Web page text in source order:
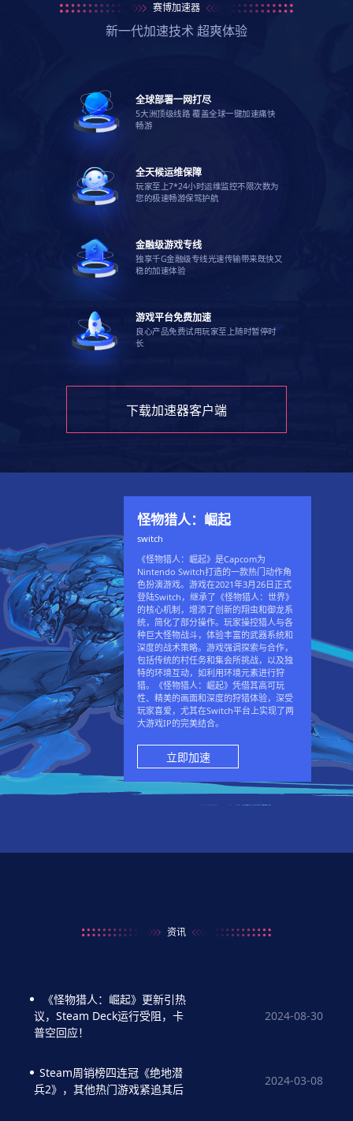
赛博加速器
新一代加速技术 超爽体验
全球部署一网打尽
5大洲顶级线路 覆盖全球一键加速痛快
畅游
全天候运维保障
玩家至上7*24小时运维监控不限次数为
您的极速畅游保驾护航
金融级游戏专线
独享千G金融级专线光速传输带来既快又
稳的加速体验
游戏平台免费加速
良心产品免费试用玩家至上随时暂停时
长
下载加速器客户端
怪物猎人：崛起
switch
《怪物猎人：崛起》是Capcom为
Nintendo Switch打造的一款热门动作角
色扮演游戏。游戏在2021年3月26日正式
登陆Switch，继承了《怪物猎人：世界》
的核心机制，增添了创新的翔虫和御龙系
统，简化了部分操作。玩家操控猎人与各
种巨大怪物战斗，体验丰富的武器系统和
深度的战术策略。游戏强调探索与合作，
包括传统的村任务和集会所挑战，以及独
特的环境互动，如利用环境元素进行狩
猎。《怪物猎人：崛起》凭借其高可玩
性、精美的画面和深度的狩猎体验，深受
玩家喜爱，尤其在Switch平台上实现了两
大游戏IP的完美结合。
立即加速
资讯
《怪物猎人：崛起》更新引热
议，Steam Deck运行受阻，卡
普空回应！
2024-08-30
Steam周销榜四连冠《绝地潜
兵2》，其他热门游戏紧追其后
2024-03-08